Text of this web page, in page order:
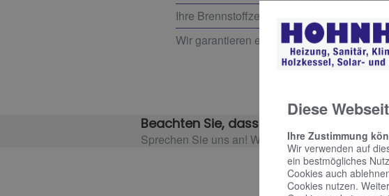
Ihre Brennstoffzellenheizung wird
Wir garantieren eine sorgfältige und
Beachten Sie, dass es eventuell
Sprechen Sie uns an! Wir informieren Sie.​
Diese
Ihre Zustimmung
Wir verwenden auf
ein bestmögliches
Cookies auch
Cookies nutzen.